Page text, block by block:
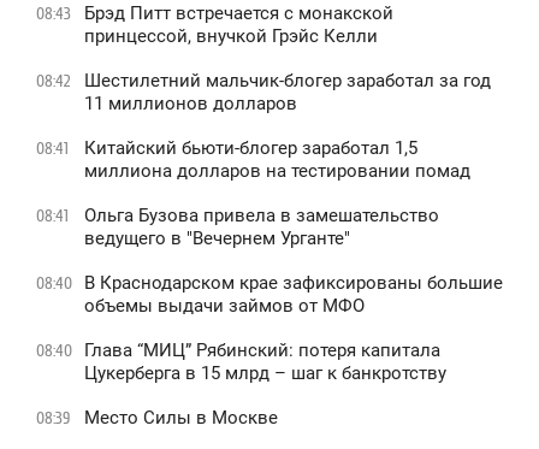
08:43
Брэд Питт встречается с монакской
принцессой, внучкой Грэйс Келли
08:42
Шестилетний мальчик-блогер заработал за год
11 миллионов долларов
08:41
Китайский бьюти-блогер заработал 1,5
миллиона долларов на тестировании помад
08:41
Ольга Бузова привела в замешательство
ведущего в "Вечернем Урганте"
08:40
В Краснодарском крае зафиксированы большие
объемы выдачи займов от МФО
08:40
Глава “МИЦ” Рябинский: потеря капитала
Цукерберга в 15 млрд – шаг к банкротству
08:39 Место Силы в Москве